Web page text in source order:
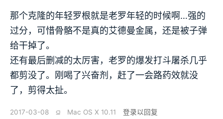
那个克隆的年轻罗根就是老罗年轻的时候啊…强的
过分，可惜骨骼不是真的艾德曼金属，还是被子弹
给干掉了。
还有最后删减的太厉害，老罗的爆发打斗屠杀几乎
都剪没了。刚喝了兴奋剂，赶了一会路药效就没
了，剪得太扯。
2017-03-08 ⫑ Mac OS X 10.11 登录以回复